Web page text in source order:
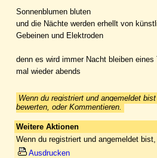
Sonnenblumen bluten
und die Nächte werden erhellt von
Gebeinen und Elektroden
denn es wird immer Nacht bleiben eines
mal wieder abends
Wenn du registriert und angemeldet
bewerten, oder Kommentieren.
Weitere Aktionen
Wenn du registriert und angemeldet
Ausdrucken